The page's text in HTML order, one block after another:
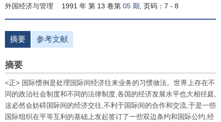
外国经济与管理 1991 年 第 13 卷第 05 期 , 页码：7 - 8
摘要 参考文献
摘要
<正> 国际惯例是处理国际间经济往来业务的习惯做法。世界上存在不
同的政治社会制度和不同的法律制度,各国的经济发展水平也大相径庭,
这必然会妨碍国际间的经济交往,不利于国际间的合作和交流,于是一些
国际组织在平等互利的基础上发起签订了一些双边条约和国际公约,经